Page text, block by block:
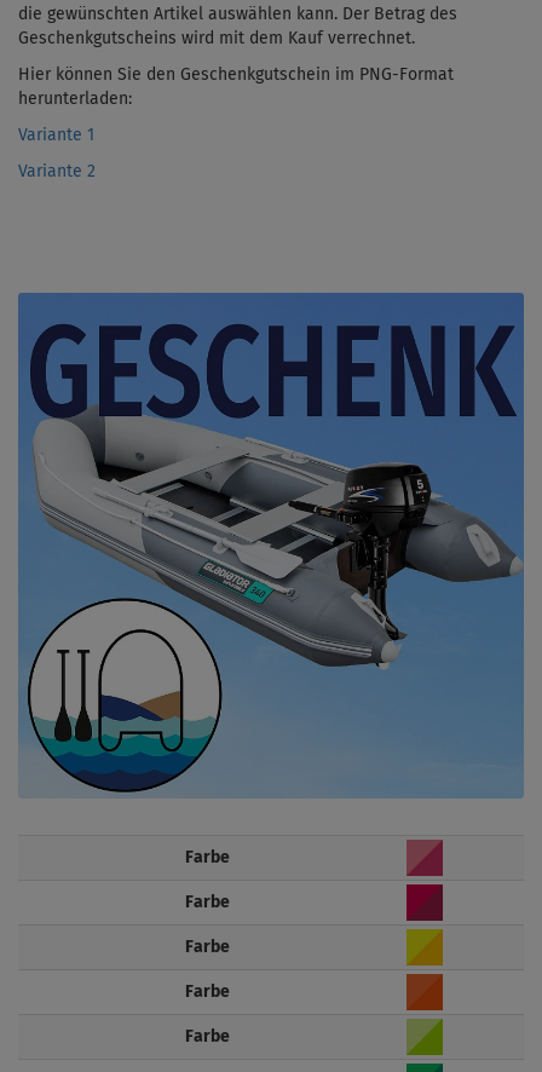
die gewünschten Artikel auswählen kann. Der Betrag des
Geschenkgutscheins wird mit dem Kauf verrechnet.
Hier können Sie den Geschenkgutschein im PNG-Format
herunterladen:
Variante 1
Variante 2
Farbe
Farbe
Farbe
Farbe
Farbe